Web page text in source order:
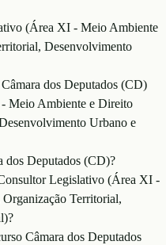
(Área XI - Meio Ambiente
Desenvolvimento
dos Deputados (CD)
Meio Ambiente e Direito
Urbano e
dos Deputados (CD)?
Legislativo (Área XI -
Territorial,
Câmara dos Deputados